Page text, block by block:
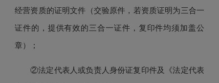
经营资质的证明文件（交验原件，若资质证明为三合一
证件的，提供有效的三合一证件，复印件均须加盖公
章）；
②法定代表人或负责人身份证复印件及《法定代表